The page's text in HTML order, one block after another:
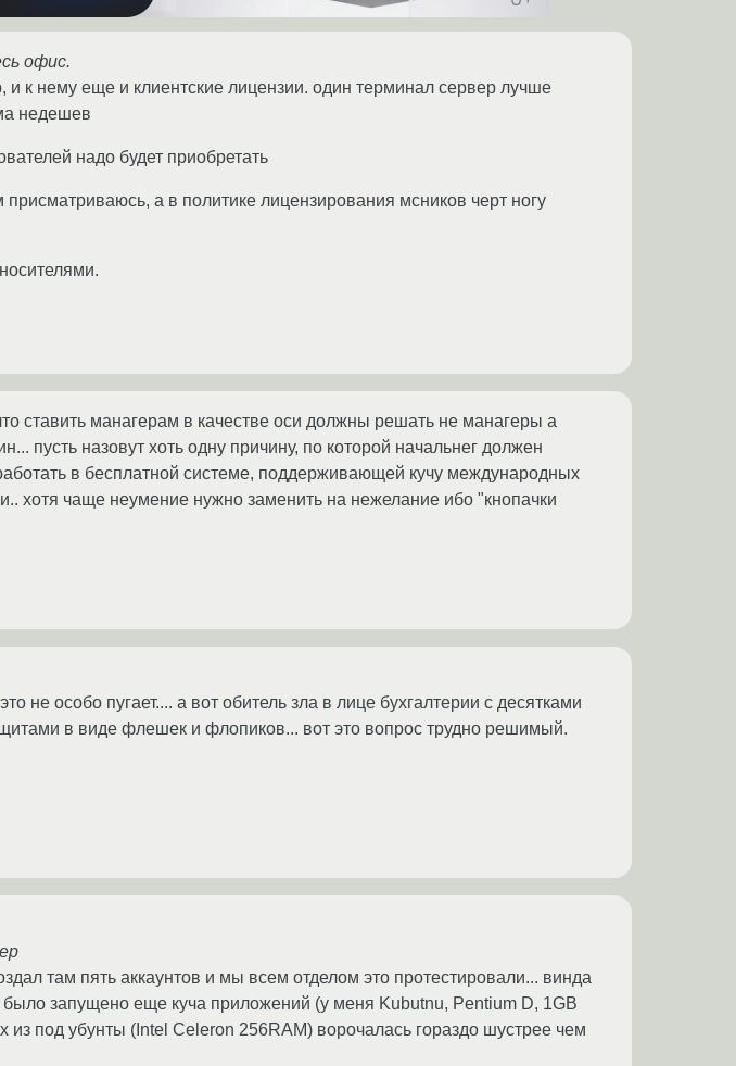
офис.
к нему еще и клиентские лицензии. один терминал сервер лучше
недешев
надо будет приобретать
а в политике лицензирования мсников черт ногу
ставить манагерам в качестве оси должны решать не манагеры а
пусть назовут хоть одну причину, по которой начальнег должен
в бесплатной системе, поддерживающей кучу международных
хотя чаще неумение нужно заменить на нежелание ибо "кнопачки
не особо пугает.... а вот обитель зла в лице бухгалтерии с десятками
в виде флешек и флопиков... вот это вопрос трудно решимый.
там пять аккаунтов и мы всем отделом это протестировали... винда
запущено еще куча приложений (у меня Kubutnu, Pentium D, 1GB
под убунты (Intel Celeron 256RAM) ворочалась гораздо шустрее чем